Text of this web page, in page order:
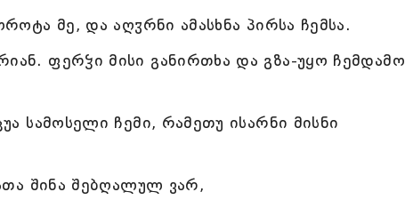
მე, და აღჳრნი ამასხნა პირსა ჩემსა.
ფერჴი მისი განირთხა და გზა-უყო ჩემდამო
სამოსელი ჩემი, რამეთუ ისარნი მისნი
შინა შებღალულ ვარ,